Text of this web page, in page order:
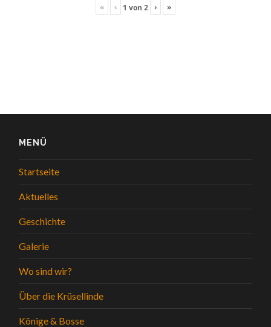
« ‹ 1 von 2 › »
MENÜ
Startseite
Aktuelles
Geschichte
Galerie
Wo sind wir?
Über die Krüsellinde
Könige & Bosse